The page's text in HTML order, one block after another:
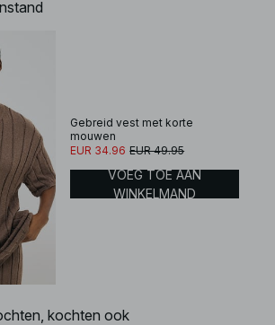
Gebreid vest met korte
mouwen
EUR 34.96 EUR 49.95
VOEG TOE AAN
WINKELMAND
kochten ook